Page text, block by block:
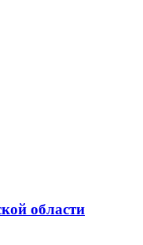
области